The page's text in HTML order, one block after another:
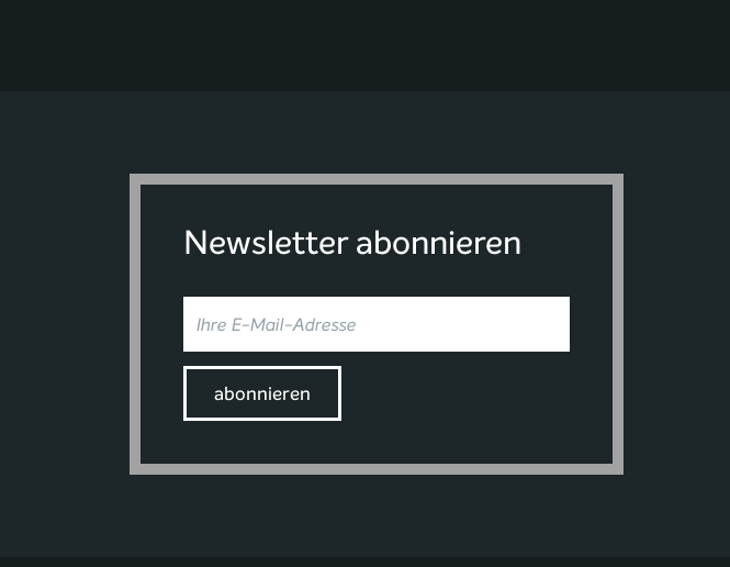
Newsletter abonnieren